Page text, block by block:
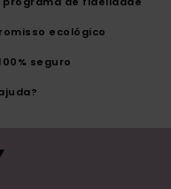
ecológico
seguro